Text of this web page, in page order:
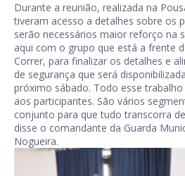
Durante a reunião, realizada na
tiveram acesso a detalhes sobre os
serão necessários maior reforço na
aqui com o grupo que está a frente
Correr, para finalizar os detalhes e
de segurança que será
próximo sábado. Todo esse
aos participantes. São vários
conjunto para que tudo transcorra
disse o comandante da Guarda
Nogueira.